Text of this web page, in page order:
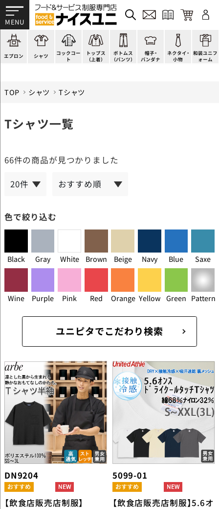
エプロン
かぶり型
スモック風
厨房用
ラップエプロン
シャツ
ピンタック
Tシャツ
ポロシャツ
和風シャツ(Asian)コックコー
ト
ショップコート
スタンダード
ファッション
キッズ
トップス
（上着）
法被(はっぴ)
調理白衣
カットソー
ジャンバー
ボトムス
（パンツ）
イージーパンツ
ワンピース
厨房シューズ
フロアシューズ
帽子・
バンダナ
洋帽子
コック帽
衛生帽子
ヘアネット
ネクタイ・
小物
ネクタイ
蝶ネクタイ
リボン・スカーフ
クロスタイ
和装ユニフ
ォーム
帯
草履、足袋など
着付小物
きもの
TOP シャツ Tシャツ
Tシャツ一覧
66件の商品が見つかりました
色で絞り込む
Black Gray White Brown Beige Navy Blue Saxe
Wine Purple Pink Red Orange Yellow Green Pattern
ユニピタでこだわり検索
DN9204
【飲食店販売店制服】
5099-01
【飲食店販売店制服】5.6オ